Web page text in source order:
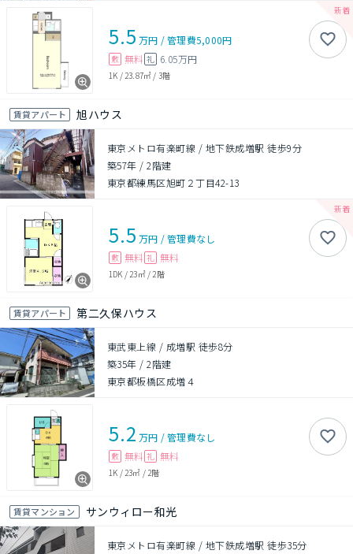
5.5 万円 /管理費5,000円
敷 無料 礼 6.05万円
1K / 23.87㎡ / 3階
賃貸アパート 旭ハウス
東京メトロ有楽町線 / 地下鉄成増駅 徒歩9分
築57年 /2階建
東京都練馬区旭町２丁目42-13
5.5 万円 /管理費なし
敷 無料 礼 無料
1DK / 23㎡/ 2階
賃貸アパート 第二久保ハウス
東武東上線 / 成増駅 徒歩8分
築35年 /2階建
東京都板橋区成増４
5.2 万円 /管理費なし
敷 無料 礼 無料
1K / 23㎡ / 2階
賃貸マンション サンウィロー和光
東京メトロ有楽町線 / 地下鉄成増駅 徒歩35分